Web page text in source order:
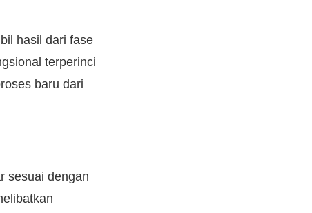
hasil dari fase
terperinci
baru dari
sesuai dengan